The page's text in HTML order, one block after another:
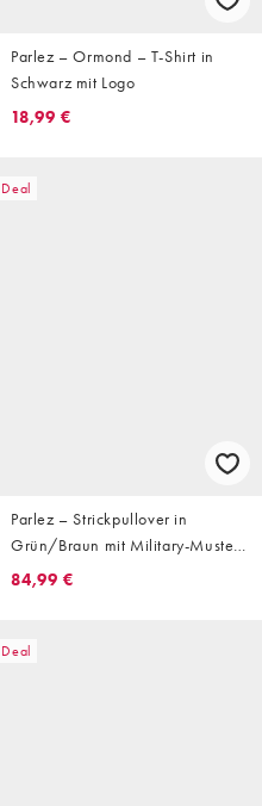
Parlez – Ormond – T-Shirt in
Schwarz mit Logo
18,99 €
Deal
Parlez – Strickpullover in
Grün/Braun mit Military-Muster
und Logo
84,99 €
Deal